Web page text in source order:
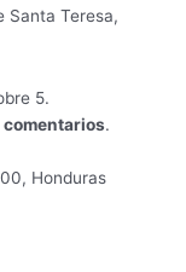
Santa Teresa,
5.
comentarios.
Honduras